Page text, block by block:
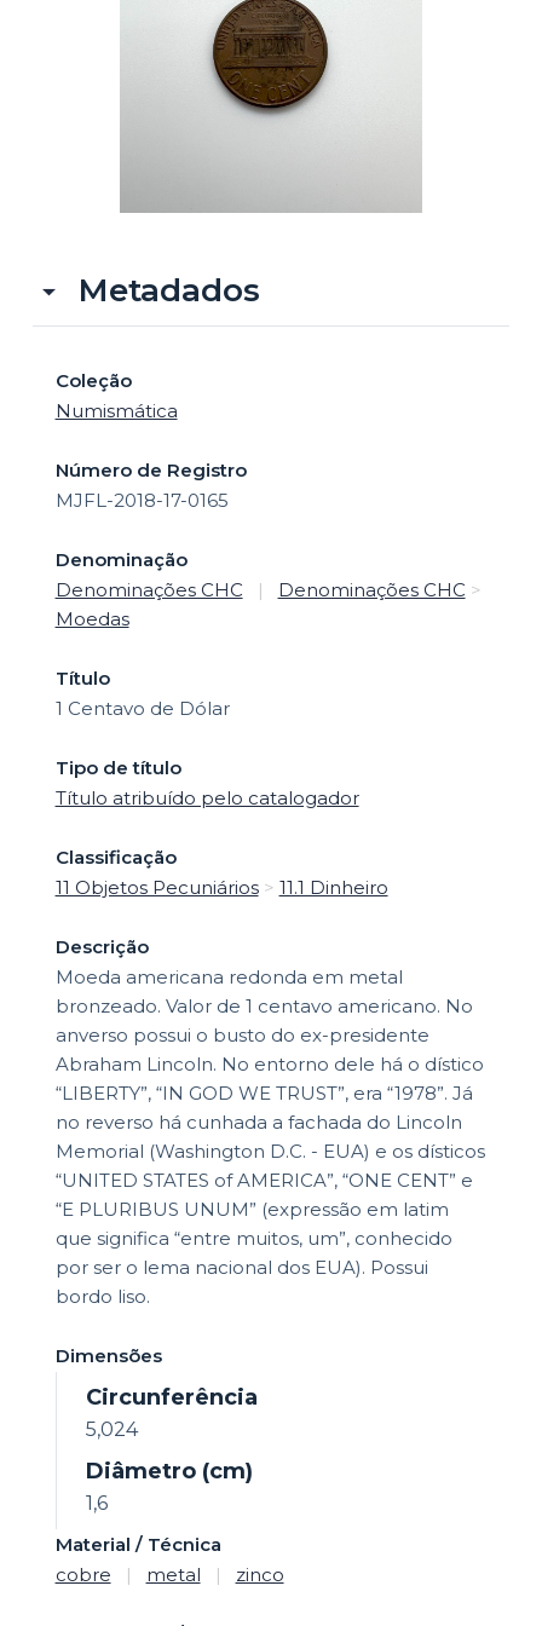
Metadados
Coleção
Numismática
Número de Registro
MJFL-2018-17-0165
Denominação
Denominações CHC
| Denominações CHC >
Moedas
Título
1 Centavo de Dólar
Tipo de título
Título atribuído pelo catalogador
Classificação
11 Objetos Pecuniários> 11.1 Dinheiro
Descrição
Moeda americana redonda em metal
bronzeado. Valor de 1 centavo americano. No
anverso possui o busto do ex-presidente
Abraham Lincoln. No entorno dele há o dístico
“LIBERTY”, “IN GOD WE TRUST”, era “1978”. Já
no reverso há cunhada a fachada do Lincoln
Memorial (Washington D.C. - EUA) e os dísticos
“UNITED STATES of AMERICA”, “ONE CENT” e
“E PLURIBUS UNUM” (expressão em latim
que significa “entre muitos, um”, conhecido
por ser o lema nacional dos EUA). Possui
bordo liso.
Dimensões
Circunferência
5,024
Diâmetro (cm)
1,6
Material / Técnica
cobre
| metal | zinco